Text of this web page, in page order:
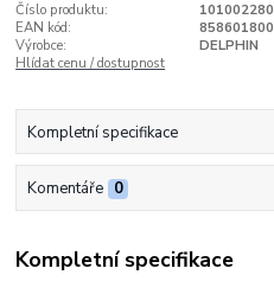
Číslo produktu:
101002280
EAN kód:
Výrobce:
DELPHIN
Hlídat cenu / dostupnost
Kompletní specifikace
Komentáře 0
Kompletní specifikace